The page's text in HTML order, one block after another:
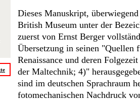
Dieses Manuskript,
British Museum unter der
zuerst von Ernst Berger
Übersetzung in seinen "Quellen
Renaissance und deren
der Maltechnik; 4)"
sind im deutschen Sprachraum
fotomechanischen Nachdruck